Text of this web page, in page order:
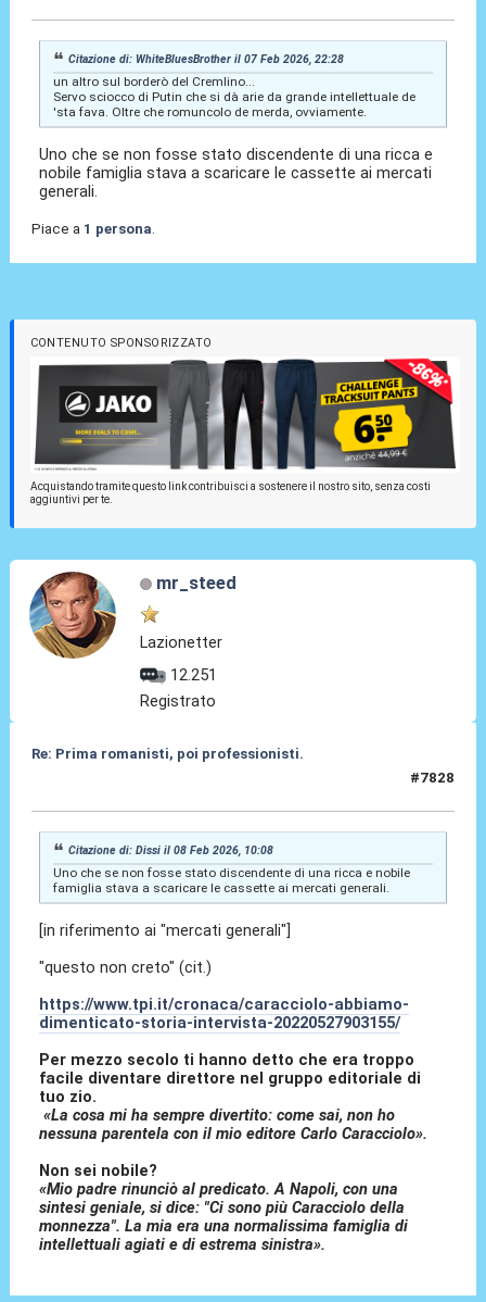
Citazione di: WhiteBluesBrother il 07 Feb 2026, 22:28
un altro sul borderò del Cremlino...
Servo sciocco di Putin che si dà arie da grande intellettuale de
'sta fava. Oltre che romuncolo de merda, ovviamente.
Uno che se non fosse stato discendente di una ricca e
nobile famiglia stava a scaricare le cassette ai mercati
generali.
Piace a 1 persona
CONTENUTO SPONSORIZZATO
Acquistando tramite questo link contribuisci a sostenere il nostro sito, senza costi
aggiuntivi per te.
mr_steed
Lazionetter
12.251
Registrato
Re: Prima romanisti, poi professionisti.
#7828
Citazione di: Dissi il 08 Feb 2026, 10:08
Uno che se non fosse stato discendente di una ricca e nobile
famiglia stava a scaricare le cassette ai mercati generali.
[in riferimento ai "mercati generali"]
"questo non creto" (cit.)
https://www.tpi.it/cronaca/caracciolo-abbiamo-
dimenticato-storia-intervista-20220527903155/
Per mezzo secolo ti hanno detto che era troppo
facile diventare direttore nel gruppo editoriale di
tuo zio.
«La cosa mi ha sempre divertito: come sai, non ho
nessuna parentela con il mio editore Carlo Caracciolo».
Non sei nobile?
«Mio padre rinunciò al predicato. A Napoli, con una
sintesi geniale, si dice: "Ci sono più Caracciolo della
monnezza". La mia era una normalissima famiglia di
intellettuali agiati e di estrema sinistra».